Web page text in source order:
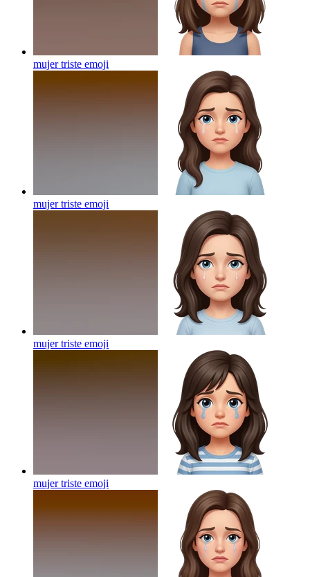
mujer triste emoji
mujer triste emoji
mujer triste emoji
mujer triste emoji